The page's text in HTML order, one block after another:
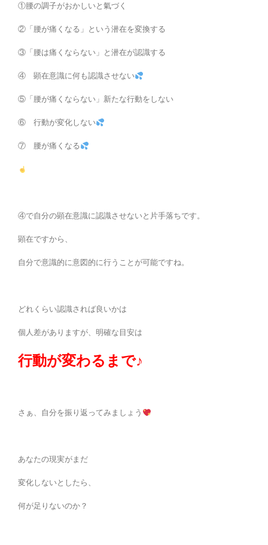
①腰の調子がおかしいと氣づく
②「腰が痛くなる」という潜在を変換する
③「腰は痛くならない」と潜在が認識する
④ 顕在意識に何も認識させない
⑤「腰が痛くならない」新たな行動をしない
⑥ 行動が変化しない
⑦ 腰が痛くなる
④で自分の顕在意識に認識させないと片手落ちです。
顕在ですから、
自分で意識的に意図的に行うことが可能ですね。
どれくらい認識されば良いかは
個人差がありますが、明確な目安は
行動が変わるまで♪
さぁ、自分を振り返ってみましょう
あなたの現実がまだ
変化しないとしたら、
何が足りないのか？